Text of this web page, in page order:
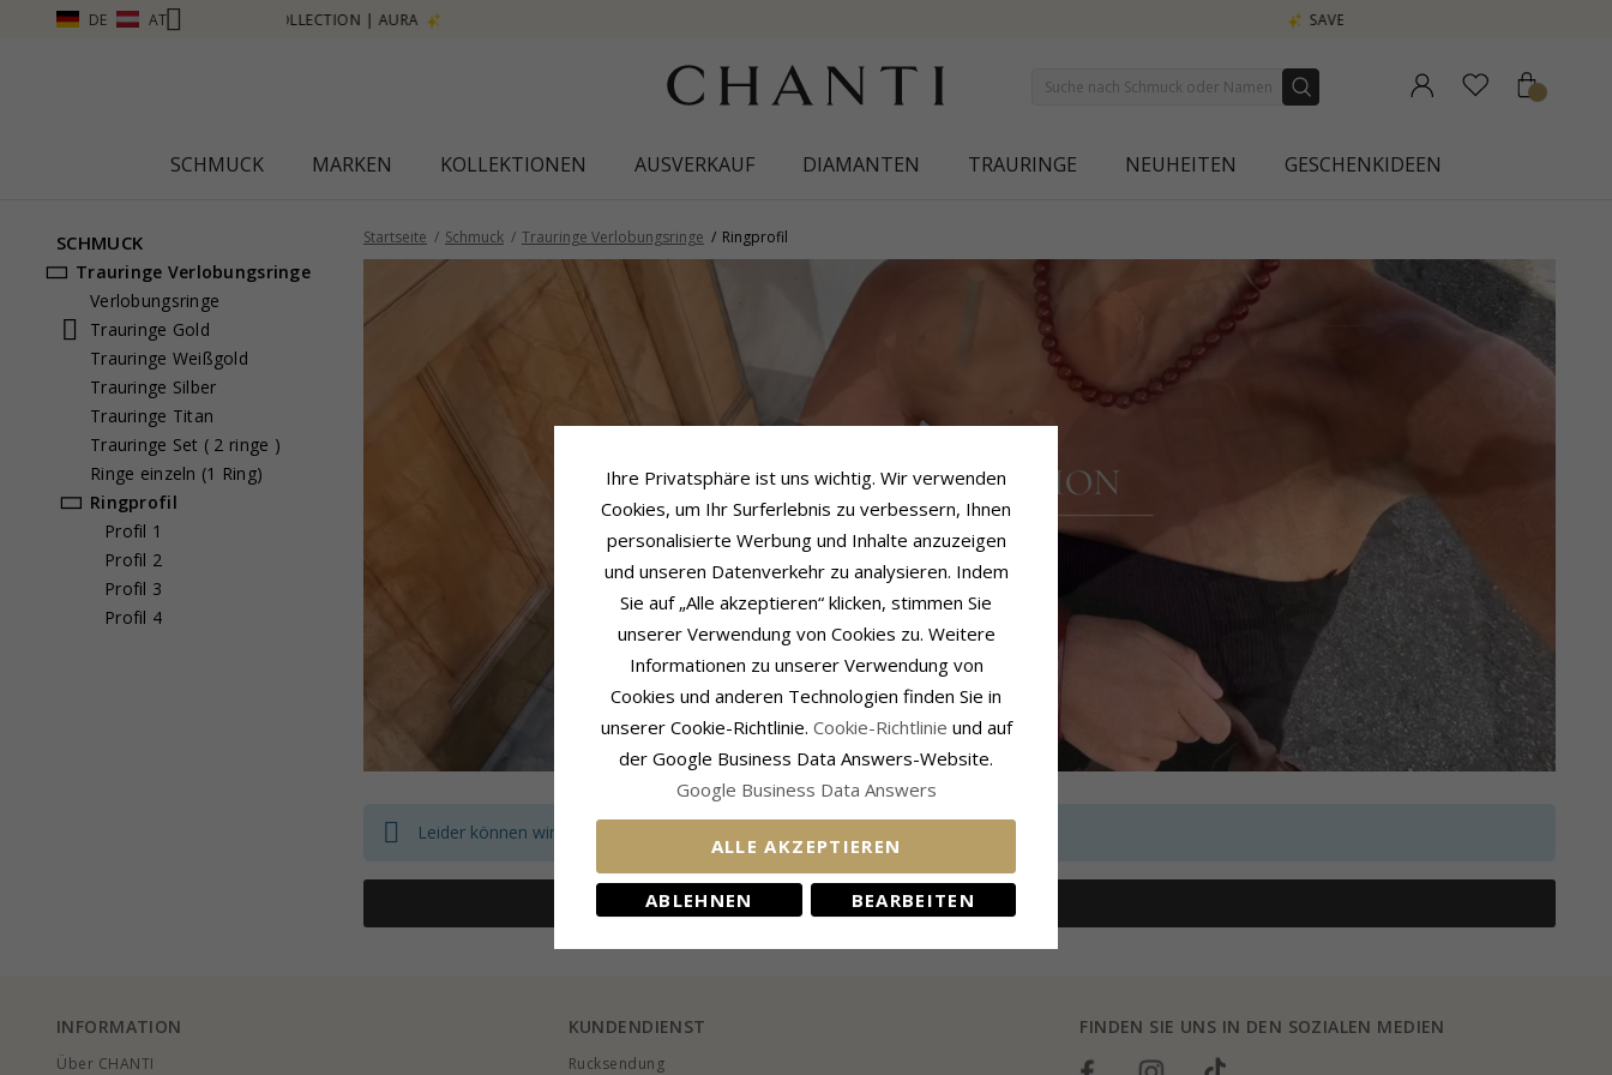
DE AT
SCHMUCK MARKEN KOLLEKTIONEN AUSVERKAUF DIAMANTEN TRAURINGE NEUHEITEN GESCHENKIDEEN
SCHMUCK
Trauringe Verlobungsringe
Verlobungsringe
Trauringe Gold
Trauringe Weißgold
Trauringe Silber
Trauringe Titan
Trauringe Set ( 2 ringe )
Ringe einzeln (1 Ring)
Ringprofil
Profil 1
Profil 2
Profil 3
Profil 4
Startseite Schmuck Trauringe Verlobungsringe Ringprofil
Leider können wir keine passenden Produkte zu ihrer Auswahl finden.
Entfernen Sie alle Filter
INFORMATION
Über CHANTI
KUNDENDIENST
Rucksendung
FINDEN SIE UNS IN DEN SOZIALEN MEDIEN
Ihre Privatsphäre ist uns wichtig. Wir verwenden
Cookies, um Ihr Surferlebnis zu verbessern, Ihnen
personalisierte Werbung und Inhalte anzuzeigen
und unseren Datenverkehr zu analysieren. Indem
Sie auf „Alle akzeptieren“ klicken, stimmen Sie
unserer Verwendung von Cookies zu. Weitere
Informationen zu unserer Verwendung von
Cookies und anderen Technologien finden Sie in
unserer Cookie-Richtlinie. Cookie-Richtlinie und auf
der Google Business Data Answers-Website.
Google Business Data Answers
ALLE AKZEPTIEREN
ABLEHNEN BEARBEITEN